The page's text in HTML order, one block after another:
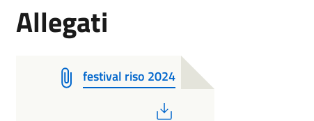
Allegati
festival riso 2024